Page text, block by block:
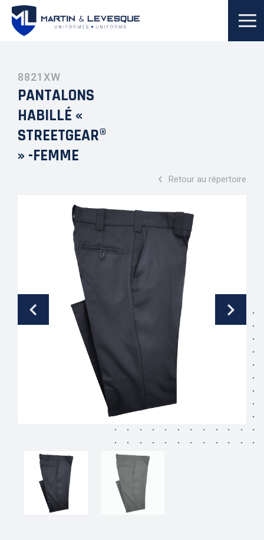
PANTALONS
HABILLÉ «
STREETGEAR®
» -FEMME
8821XW
‹ Retour au répertoire